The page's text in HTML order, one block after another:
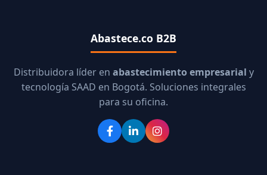
Abastece.co B2B
Distribuidora líder en abastecimiento empresarial y
tecnología SAAD en Bogotá. Soluciones integrales
para su oficina.